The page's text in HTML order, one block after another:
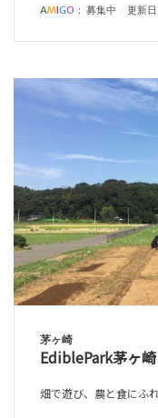
AMIGO ： 募集中 更新
茅ヶ崎
EdiblePark茅ヶ崎
畑で遊び、農と食にふ